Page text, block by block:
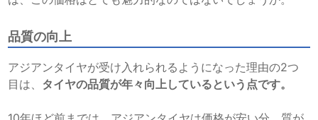
品質の向上
アジアンタイヤが受け入れられるようになった理由の2つ
目は、 タイヤの品質が年々向上しているという点です。